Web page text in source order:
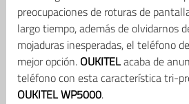
preocupaciones de roturas de
largo tiempo, además de olvidarnos
mojaduras inesperadas, el teléfono
mejor opción. OUKITELacaba de
teléfono con esta característica tri-
OUKITEL WP5000.